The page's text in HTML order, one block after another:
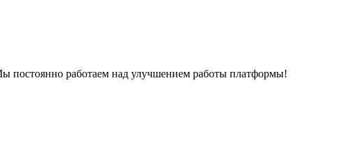
постоянно работаем над улучшением работы платформы!